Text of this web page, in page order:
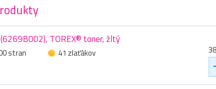
(6269B002), TOREX® toner, žltý
stran
41 zlaťákov
-